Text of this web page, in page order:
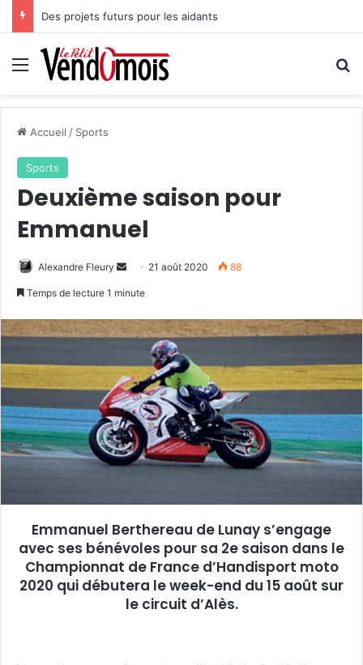
Des projets futurs pour les aidants
Menu
Accueil / Sports
Sports
Deuxième saison pour
Emmanuel
Alexandre Fleury
e
r
u
n
c
o
21 août 2020 88
Temps de lecture 1 minute
Emmanuel Berthereau de Lunay s’engage
avec ses bénévoles pour sa 2e saison dans le
Championnat de France d’Handisport moto
2020 qui débutera le week-end du 15 août sur
le circuit d’Alès.